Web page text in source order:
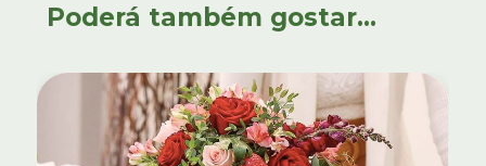
Poderá também gostar...